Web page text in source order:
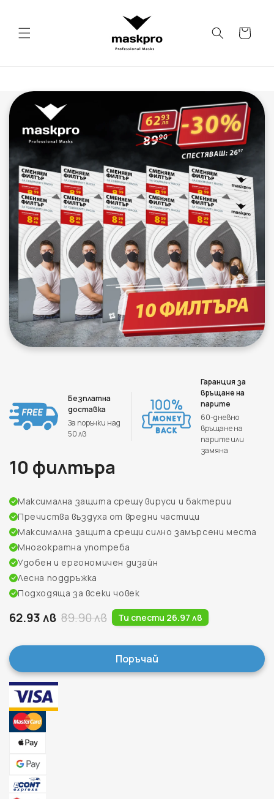
Количка
Безплатна
доставка
За поръчки над
50 лв
Гаранция за
връщане на
парите
60-дневно
връщане на
парите или
замяна
10 филтъра
Максимална защита срещу вируси и бактерии
Пречиства въздуха от вредни частици
Максимална защита срещи силно замърсени места
Многократна употреба
Удобен и ергономичен дизайн
Лесна поддръжка
Подходяща за всеки човек
62.93 лв 89.90 лв Ти спести 26.97 лв
Поръчай